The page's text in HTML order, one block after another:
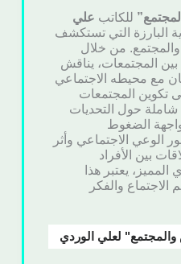
للكاتب علي
البارزة التي تستكشف
والمجتمع. من خلال
بين المجتمعات، يناقش
مع محيطه الاجتماعي
تكوين المجتمعات
شاملة حول التحديات
الضغوط
الوعي الاجتماعي وأثر
بين الأفراد
يعتبر هذا
والفكر
لعلي الوردي